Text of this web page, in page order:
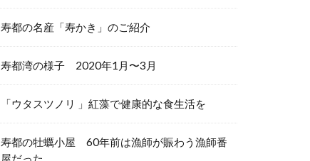
寿都の名産「寿かき」のご紹介
寿都湾の様子 2020年1月〜3月
「ウタスツノリ 」紅藻で健康的な食生活を
寿都の牡蠣小屋 60年前は漁師が賑わう漁師番
屋だった